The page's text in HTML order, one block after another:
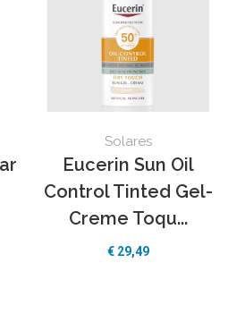
Solares
Eucerin Sun Oil
Control Tinted Gel-
Creme Toqu...
€ 29,49